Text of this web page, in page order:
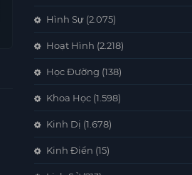
Hình Sự (2.075)
Hoạt Hình (2.218)
Học Đường (138)
Khoa Học (1.598)
Kinh Dị (1.678)
Kinh Điển (15)